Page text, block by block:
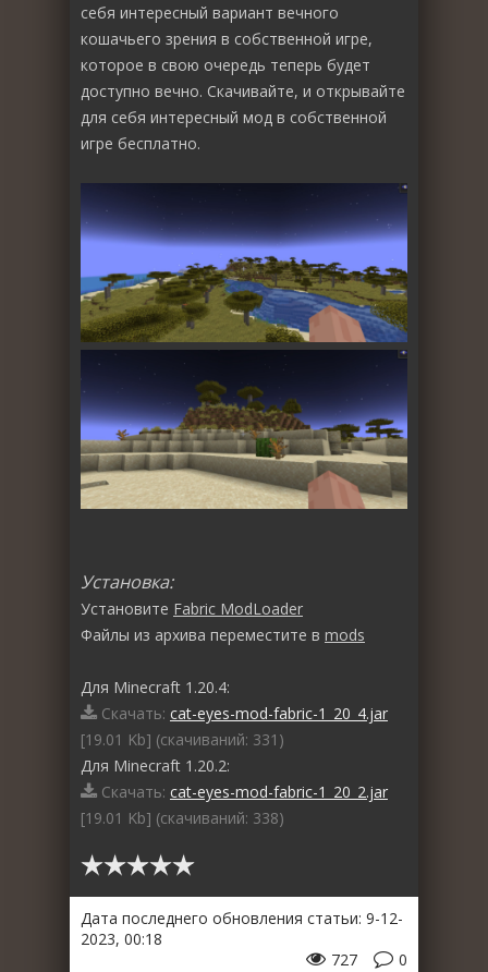
себя интересный вариант вечного
кошачьего зрения в собственной игре,
которое в свою очередь теперь будет
доступно вечно. Скачивайте, и открывайте
для себя интересный мод в собственной
игре бесплатно.
Установка:
Установите Fabric ModLoader
Файлы из архива переместите в mods
Для Minecraft 1.20.4:
Скачать: cat-eyes-mod-fabric-1_20_4.jar
[19.01 Kb] (cкачиваний: 331)
Для Minecraft 1.20.2:
Скачать: cat-eyes-mod-fabric-1_20_2.jar
[19.01 Kb] (cкачиваний: 338)
Дата последнего обновления статьи: 9-12-
2023, 00:18
0
727